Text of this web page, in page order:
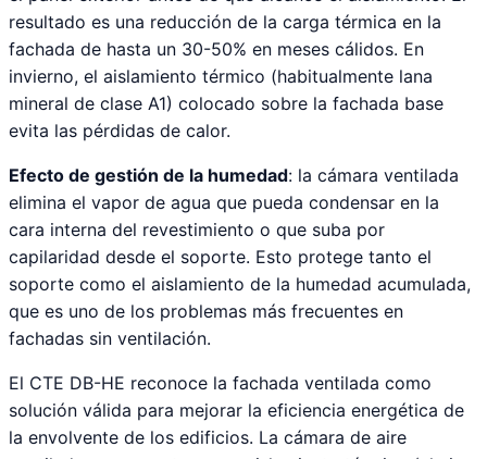
resultado es una reducción de la carga térmica en la
fachada de hasta un 30-50% en meses cálidos. En
invierno, el aislamiento térmico (habitualmente lana
mineral de clase A1) colocado sobre la fachada base
evita las pérdidas de calor.
Efecto de gestión de la humedad: la cámara ventilada
elimina el vapor de agua que pueda condensar en la
cara interna del revestimiento o que suba por
capilaridad desde el soporte. Esto protege tanto el
soporte como el aislamiento de la humedad acumulada,
que es uno de los problemas más frecuentes en
fachadas sin ventilación.
El CTE DB-HE reconoce la fachada ventilada como
solución válida para mejorar la eficiencia energética de
la envolvente de los edificios. La cámara de aire